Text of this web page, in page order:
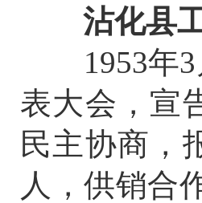
沾化县
1953年3
表大会，宣
民主协商，
人，供销合